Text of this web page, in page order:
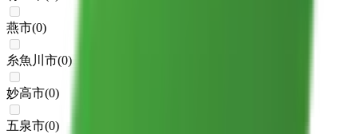
燕市(0)
糸魚川市(0)
妙高市(0)
五泉市(0)